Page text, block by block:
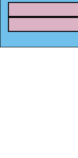
KONTAKT
Rohrerstrasse 20